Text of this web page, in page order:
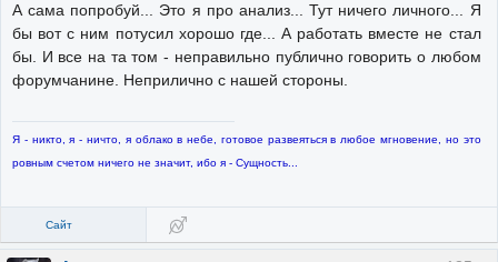
А сама попробуй... Это я про анализ... Тут ничего личного... Я
бы вот с ним потусил хорошо где... А работать вместе не стал
бы. И все на та том - неправильно публично говорить о любом
форумчанине. Неприлично с нашей стороны.
Я - никто, я - ничто, я облако в небе, готовое развеяться в любое мгновение, но это
ровным счетом ничего не значит, ибо я - Сущность...
Сайт